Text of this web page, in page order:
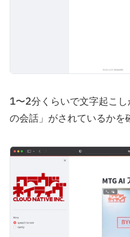
1〜2分くらいで文字起こ
の会話」がされているかを